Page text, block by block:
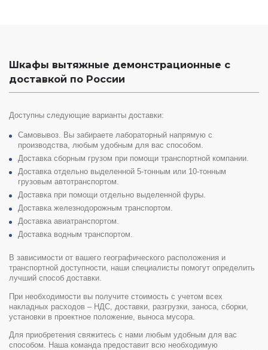
Шкафы вытяжные демонстрационные с
доставкой по России
Доступны следующие варианты доставки:
Самовывоз. Вы забираете лабораторный напрямую с
производства, любым удобным для вас способом.
Доставка сборным грузом при помощи транспортной компании.
Доставка отдельно выделенной 5-тонным или 10-тонным
грузовым автотранспортом.
Доставка при помощи отдельно выделенной фуры.
Доставка железнодорожным транспортом.
Доставка авиатранспортом.
Доставка водным транспортом.
В зависимости от вашего географического расположения и
транспортной доступности, наши специалисты помогут определить
лучший способ доставки.
При необходимости вы получите стоимость с учетом всех
накладных расходов – НДС, доставки, разгрузки, заноса, сборки,
установки в проектное положение, выноса мусора.
Для приобретения свяжитесь с нами любым удобным для вас
способом. Наша команда предоставит всю необходимую